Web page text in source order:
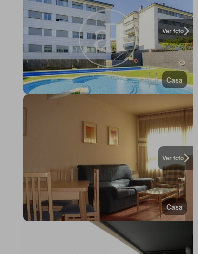
Ver foto
Casa
Ver foto
Casa